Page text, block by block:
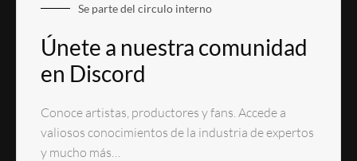
Se parte del circulo interno
Únete a nuestra comunidad
en Discord
Conoce artistas, productores y fans. Accede a
valiosos conocimientos de la industria de expertos
y mucho más…